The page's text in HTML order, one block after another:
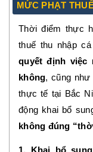
MỨC PHẠT
Thời điểm thực
thuế thu nhập
quyết định
không, cũng như
thực tế tại Bắc
động khai bổ
không đúng
1. Khai bổ